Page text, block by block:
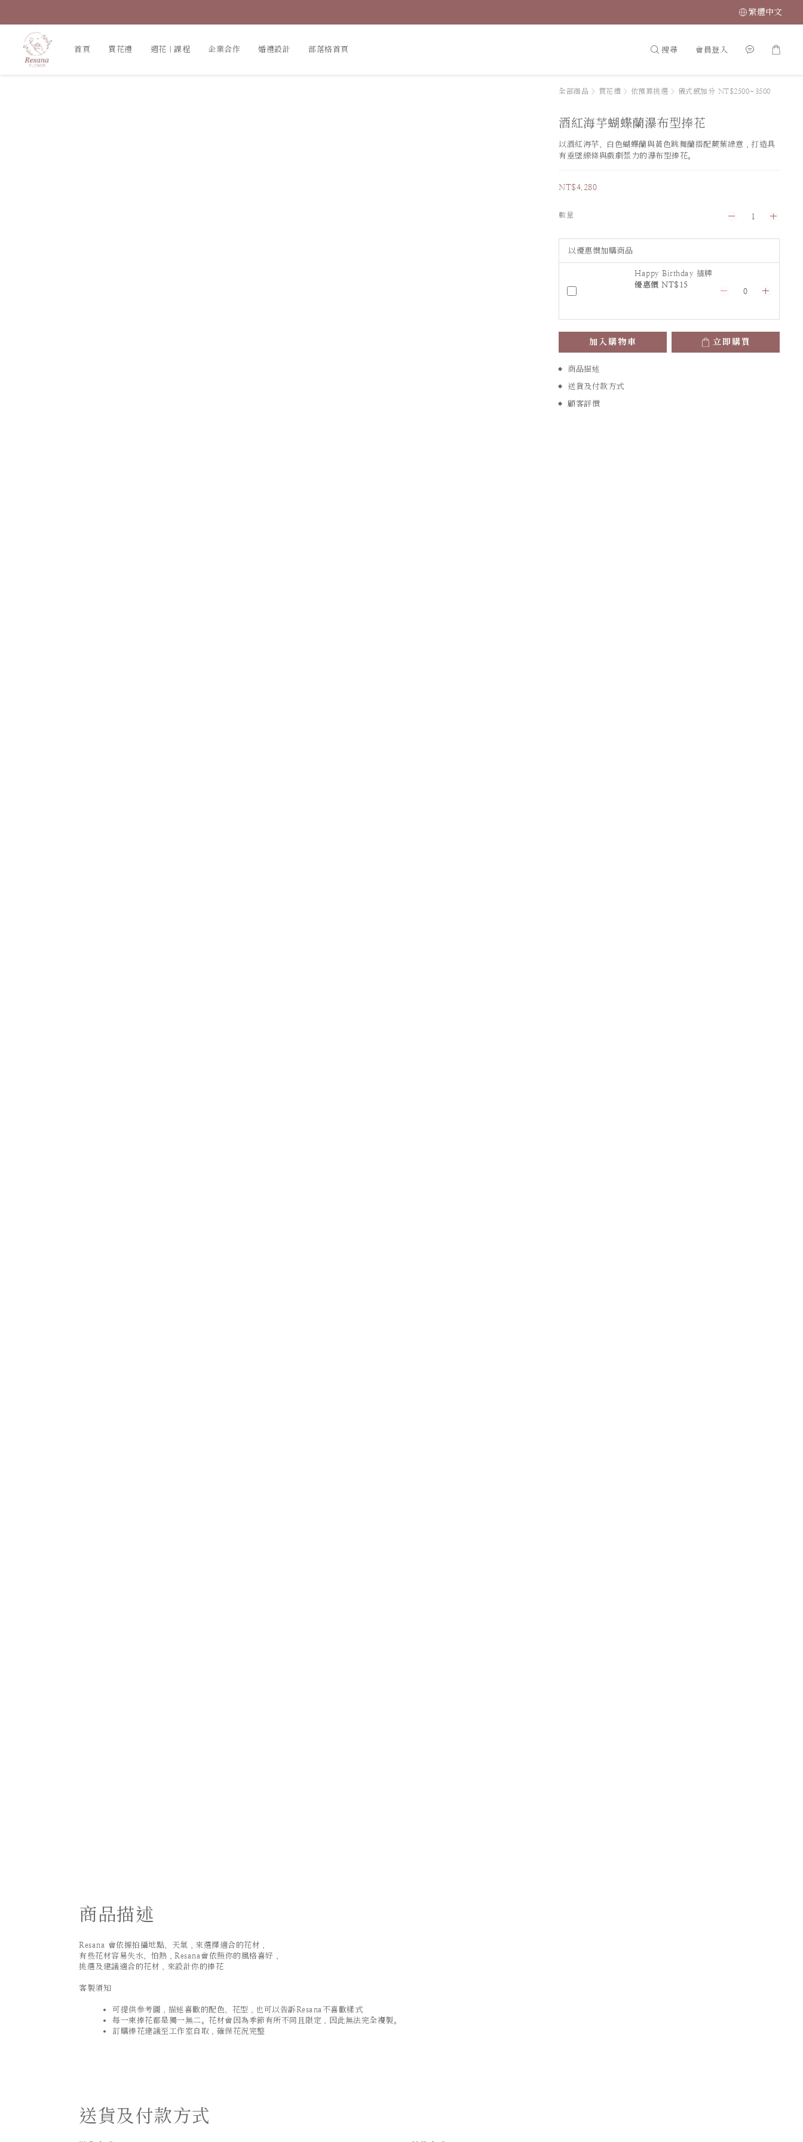
繁體中文
首頁 買花禮 週花｜課程 企業合作 婚禮設計 部落格首頁 搜尋 會員登入
全部商品 > 買花禮 > 依預算挑選 > 儀式感加分 NT$2500~3500
酒紅海芋蝴蝶蘭瀑布型捧花
以酒紅海芋、白色蝴蝶蘭與黃色跳舞蘭搭配蕨葉綠意，打造具
有垂墜線條與戲劇張力的瀑布型捧花。
NT$4,280
數量
以優惠價加購商品
Happy Birthday 插牌
優惠價 NT$15
加入購物車 立即購買
商品描述
送貨及付款方式
顧客評價
商品描述
Resana 會依據拍攝地點、天氣，來選擇適合的花材，
有些花材容易失水、怕熱，Resana會依照你的風格喜好，
挑選及建議適合的花材，來設計你的捧花
客製須知
可提供參考圖，描述喜歡的配色、花型，也可以告訴Resana不喜歡樣式
每一束捧花都是獨一無二。花材會因為季節有所不同且限定，因此無法完全複製。
訂購捧花建議至工作室自取，確保花況完整
送貨及付款方式